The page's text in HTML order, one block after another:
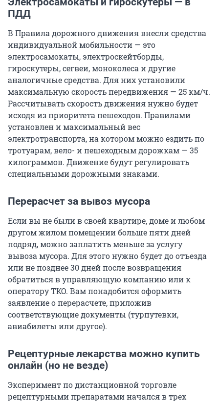
ПДД
В Правила дорожного движения внесли средства
индивидуальной мобильности — это
электросамокаты, электроскейтборды,
гироскутеры, сегвеи, моноколеса и другие
аналогичные средства. Для них установили
максимальную скорость передвижения — 25 км/ч.
Рассчитывать скорость движения нужно будет
исходя из приоритета пешеходов. Правилами
установлен и максимальный вес
электротранспорта, на котором можно ездить по
тротуарам, вело- и пешеходным дорожкам — 35
килограммов. Движение будут регулировать
специальными дорожными знаками.
Перерасчет за вывоз мусора
Если вы не были в своей квартире, доме и любом
другом жилом помещении больше пяти дней
подряд, можно заплатить меньше за услугу
вывоза мусора. Для этого нужно будет до отъезда
или не позднее 30 дней после возвращения
обратиться в управляющую компанию или к
оператору ТКО. Вам понадобится оформить
заявление о перерасчете, приложив
соответствующие документы (турпутевки,
авиабилеты или другое).
Рецептурные лекарства можно купить
онлайн (но не везде)
Эксперимент по дистанционной торговле
рецептурными препаратами начался в трех